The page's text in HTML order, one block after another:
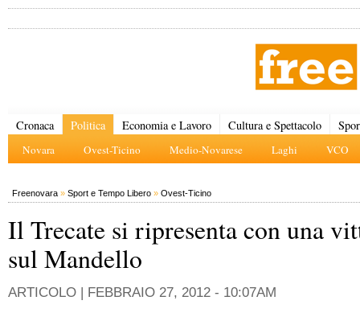
Cronaca Politica
Novara Ovest-Ticino Medio-Novarese Laghi VCO
Economia e Lavoro Cultura e Spettacolo
Freenovara » Sport e Tempo Libero » Ovest-Ticino
Il Trecate si ripresenta con una
sul Mandello
ARTICOLO | FEBBRAIO 27, 2012 - 10:07AM